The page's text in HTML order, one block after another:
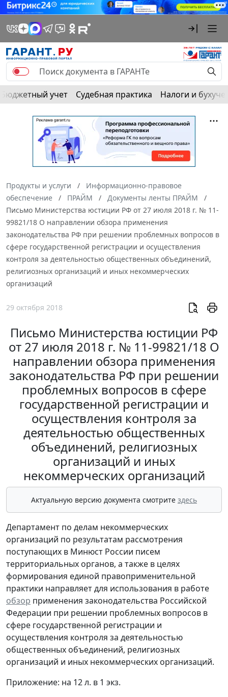
Бюджетный учет Судебная практика Налоги и
Продукты и услуги
Информационно-правовое
обеспечение
ПРАЙМ
Документы ленты ПРАЙМ
Письмо Министерства юстиции РФ от 27 июля 2018 г. № 11-
99821/18 О направлении обзора применения
законодательства РФ при решении проблемных вопросов в
сфере государственной регистрации и осуществления
контроля за деятельностью общественных объединений,
религиозных организаций и иных некоммерческих
организаций
29 октября 2018
Письмо Министерства юстиции РФ
от 27 июля 2018 г. № 11-99821/18 О
направлении обзора применения
законодательства РФ при решении
проблемных вопросов в сфере
государственной регистрации и
осуществления контроля за
деятельностью общественных
объединений, религиозных
организаций и иных
некоммерческих организаций
Актуальную версию документа смотрите здесь
Департамент по делам некоммерческих
организаций по результатам рассмотрения
поступающих в Минюст России писем
территориальных органов, а также в целях
формирования единой правоприменительной
практики направляет для использования в работе
обзор применения законодательства Российской
Федерации при решении проблемных вопросов в
сфере государственной регистрации и
осуществления контроля за деятельностью
общественных объединений, религиозных
организаций и иных некоммерческих организаций.
Приложение: на 12 л. в 1 экз.